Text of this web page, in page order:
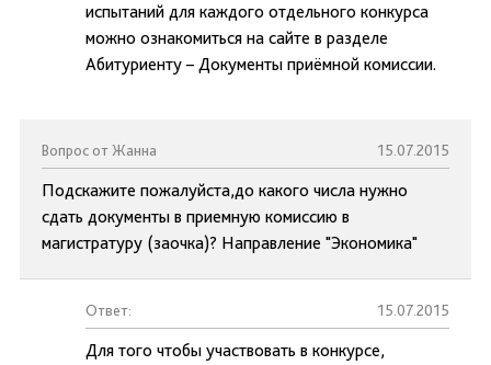
испытаний для каждого отдельного конкурса
можно ознакомиться на сайте в разделе
Абитуриенту – Документы приёмной комиссии.
Вопрос от Жанна 15.07.2015
Подскажите пожалуйста,до какого числа нужно
сдать документы в приемную комиссию в
магистратуру (заочка)? Направление "Экономика"
Ответ: 15.07.2015
Для того чтобы участвовать в конкурсе,